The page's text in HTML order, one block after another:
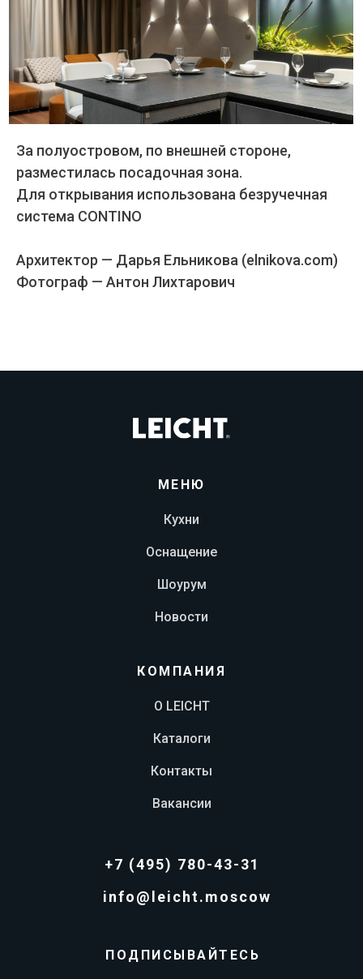
За полуостровом, по внешней стороне,
разместилась посадочная зона.
Для открывания использована безручечная
система CONTINO
Архитектор — Дарья Ельникова (elnikova.com)
Фотограф — Антон Лихтарович
+7 (495) 780-43-31
КОМПАНИЯ
О LEICHT
Каталоги
Контакты
Вакансии
info@leicht.moscow
МЕНЮ
Кухни
Оснащение
Шоурум
Новости
ПОДПИСЫВАЙТЕСЬ